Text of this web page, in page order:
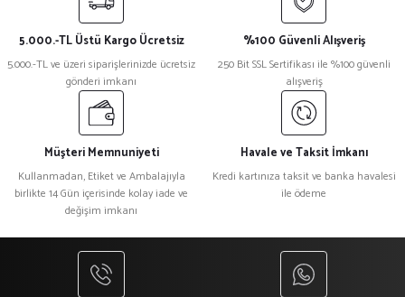
Görüş ve önerileriniz için teşekkür ederiz.
Ürün resmi kalitesiz, bozuk veya görüntülenemiyor.
Ürün açıklamasında eksik bilgiler bulunuyor.
Ürün bilgilerinde hatalar bulunuyor.
Ürün fiyatı diğer sitelerden daha pahalı.
Bu ürüne benzer farklı alternatifler olmalı.
5.000.-TL Üstü Kargo Ücretsiz
5.000.-TL ve üzeri siparişlerinizde ücretsiz
gönderi imkanı
%100 Güvenli Alışveriş
250 Bit SSL Sertifikası ile %100 güvenli
alışveriş
Müşteri Memnuniyeti
Kullanmadan, Etiket ve Ambalajıyla
birlikte 14 Gün içerisinde kolay iade ve
değişim imkanı
Havale ve Taksit İmkanı
Kredi kartınıza taksit ve banka havalesi
ile ödeme